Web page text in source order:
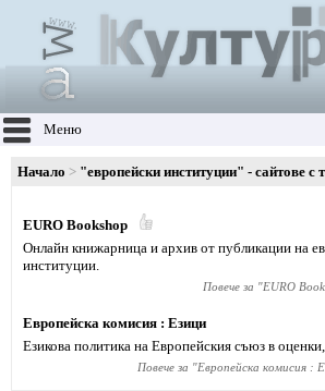
Меню
Начало "европейски институции" - сайтове с
EURO Bookshop
Онлайн книжарница и архив от публикации на
институции.
Повече за "EURO
Европейска комисия : Езици
Езикова политика на Европейския съюз в
Повече за "Европейска комисия :